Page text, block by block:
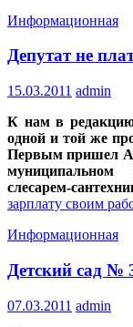
Информационная
Депутат не
15.03.2011 admin
К нам в редакцию
одной и той же
Первым пришел
муниципальном
слесарем-
зарплату своим
Информационная
Детский сад №
07.03.2011 admin